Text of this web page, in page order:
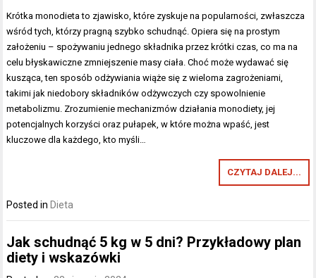
Krótka monodieta to zjawisko, które zyskuje na popularności, zwłaszcza
wśród tych, którzy pragną szybko schudnąć. Opiera się na prostym
założeniu – spożywaniu jednego składnika przez krótki czas, co ma na
celu błyskawiczne zmniejszenie masy ciała. Choć może wydawać się
kusząca, ten sposób odżywiania wiąże się z wieloma zagrożeniami,
takimi jak niedobory składników odżywczych czy spowolnienie
metabolizmu. Zrozumienie mechanizmów działania monodiety, jej
potencjalnych korzyści oraz pułapek, w które można wpaść, jest
kluczowe dla każdego, kto myśli…
CZYTAJ DALEJ...
Posted in Dieta
Jak schudnąć 5 kg w 5 dni? Przykładowy plan
diety i wskazówki